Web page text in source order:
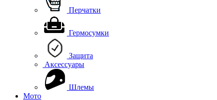
Перчатки
Гермосумки
Защита
Аксессуары
Шлемы
Мото